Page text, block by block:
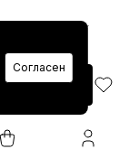
Согласен